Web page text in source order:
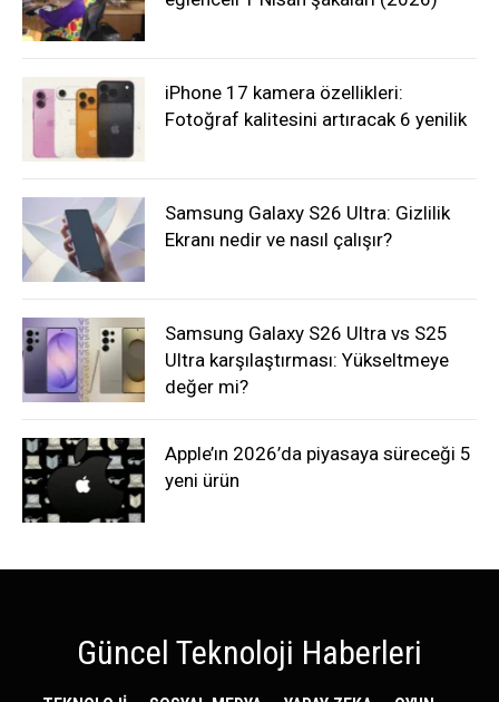
iPhone 17 kamera özellikleri:
Fotoğraf kalitesini artıracak 6 yenilik
Samsung Galaxy S26 Ultra: Gizlilik
Ekranı nedir ve nasıl çalışır?
Samsung Galaxy S26 Ultra vs S25
Ultra karşılaştırması: Yükseltmeye
değer mi?
Apple’ın 2026’da piyasaya süreceği 5
yeni ürün
Güncel Teknoloji Haberleri